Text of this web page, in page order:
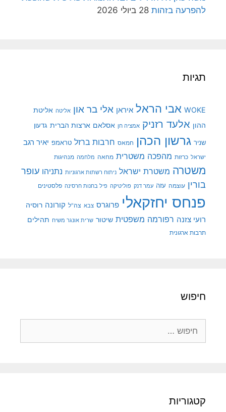
להפרעה בזהות 28 ביולי 2026
תגיות
WOKE אבי הראל איראן אלי בר און אליטה אליטת
ההון אלעד רזניק אמציה חן אסלאם ארצות הברית גדעון
שניר גרשון הכהן חמאס חרבות ברזל טראמפ יאיר רגב
ישראל כרזות מהפכה משטרית מחאה מלחמה מנהיגות
משטרה משטרת ישראל ניתוח רשתות ארגוניות נתניהו עופר
בורין עוצמה עזה עמר דנק פוליטיקה פיל בחנות חרסינה פלסטינים
פנחס יחזקאלי פרוגרס צבא צה"ל קורונה רוסיה
רועי צזנה רפורמה משפטית שיטור שרית אונגר משיח תהילים
תרבות ארגונית
חיפוש
קטגוריות